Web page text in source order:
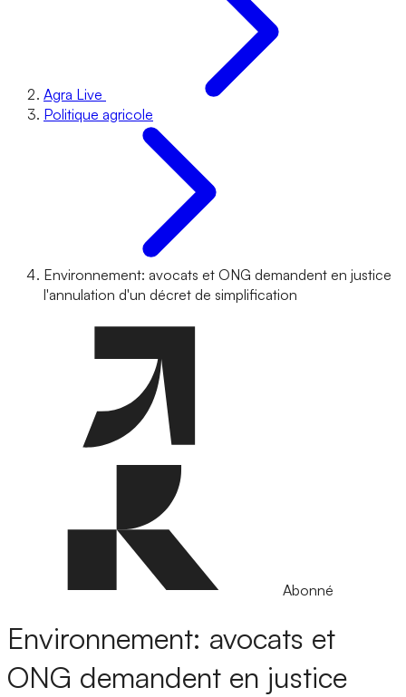
Agra Live
Politique agricole
Environnement: avocats et ONG demandent en justice
l'annulation d'un décret de simplification
Abonné
Environnement: avocats et
ONG demandent en justice